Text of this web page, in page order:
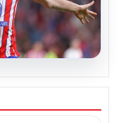
Fenerbahçe